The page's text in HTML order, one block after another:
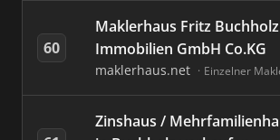
60
Maklerhaus Fritz Buchholz
Immobilien GmbH Co.KG
maklerhaus.net Einzelner
Zinshaus /